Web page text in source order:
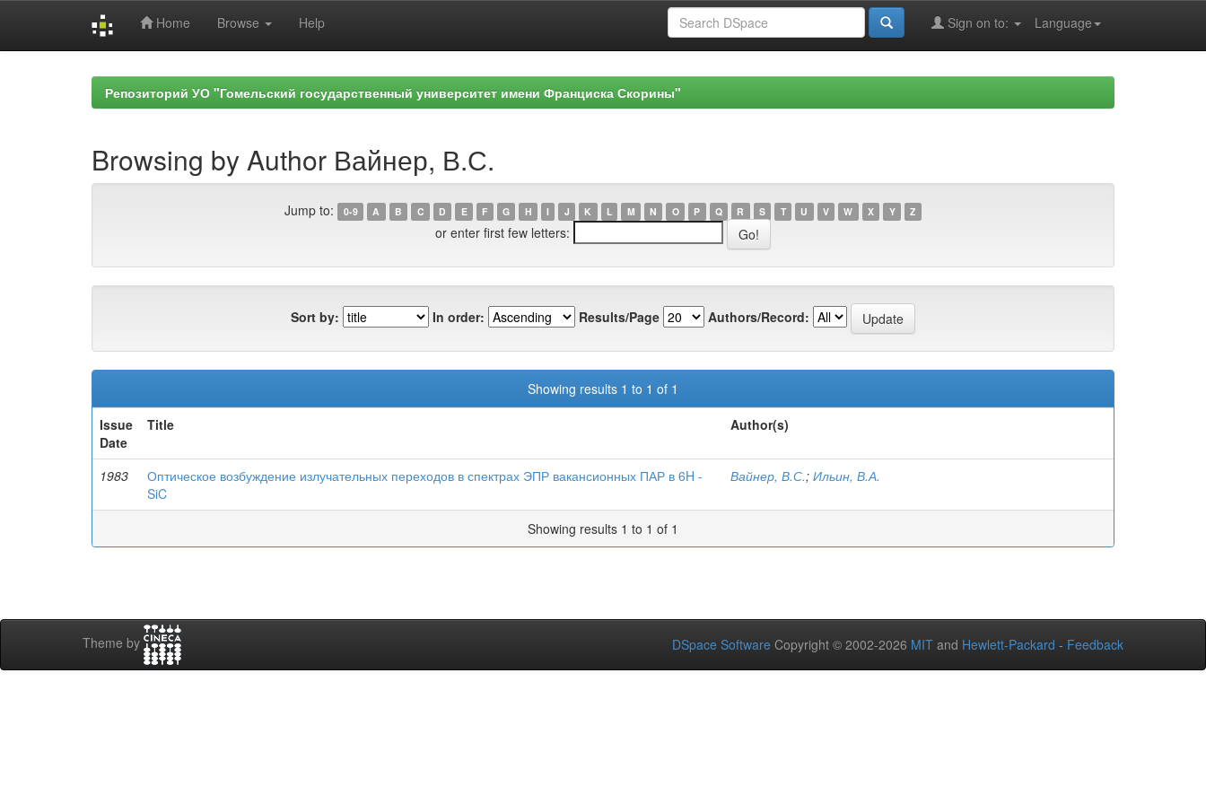
Home Browse Help Language
Sign on to:
Репозиторий УО "Гомельский государственный университет имени Франциска Скорины"
Browsing by Author Вайнер, В.С.
Jump to: 0-9 A B C D E F G H I J K L M N O P Q R S T U V W X Y Z
or enter first few letters:
Sort by: In order: Results/Page Authors/Record:
Showing results 1 to 1 of 1
Issue
Date
Title Author(s)
1983
Оптическое возбуждение излучательных переходов в спектрах ЭПР вакансионных ПАР в 6H -
SiC
Вайнер, В.С.; Ильин, В.А.
Showing results 1 to 1 of 1
Theme by DSpace Software Copyright © 2002-2026 MIT and Hewlett-Packard - Feedback